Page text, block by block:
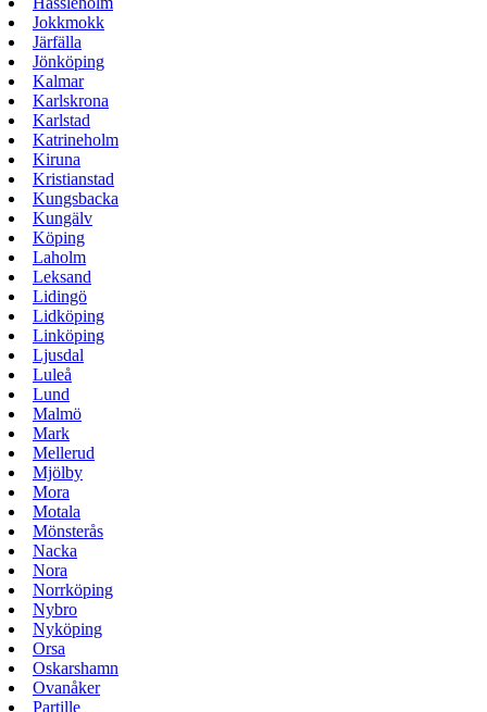
Jokkmokk
Järfälla
Jönköping
Kalmar
Karlskrona
Karlstad
Katrineholm
Kiruna
Kristianstad
Kungsbacka
Kungälv
Köping
Laholm
Leksand
Lidingö
Lidköping
Linköping
Ljusdal
Luleå
Lund
Malmö
Mark
Mellerud
Mjölby
Mora
Motala
Mönsterås
Nacka
Nora
Norrköping
Nybro
Nyköping
Orsa
Oskarshamn
Ovanåker
Partille